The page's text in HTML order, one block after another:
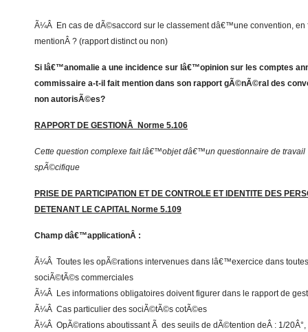
Ã¼Â En cas de dÃ©saccord sur le classement dâ€™une convention, en
mentionÂ ? (rapport distinct ou non)
Si lâ€™anomalie a une incidence sur lâ€™opinion sur les comptes
commissaire a-t-il fait mention dans son rapport gÃ©nÃ©ral des
non autorisÃ©es?
RAPPORT DE GESTIONÂ Norme 5.106
Cette question complexe fait lâ€™objet dâ€™un questionnaire de travail
spÃ©cifique
PRISE DE PARTICIPATION ET DE CONTROLE ET IDENTITE DES
DETENANT LE CAPITAL Norme 5.109
Champ dâ€™applicationÂ :
Ã¼Â Toutes les opÃ©rations intervenues dans lâ€™exercice dans
sociÃ©tÃ©s commerciales
Ã¼Â Les informations obligatoires doivent figurer dans le rapport de
Ã¼Â Cas particulier des sociÃ©tÃ©s cotÃ©es
Ã¼Â OpÃ©rations aboutissant Ã des seuils de dÃ©tention deÂ : 1/20Â°,